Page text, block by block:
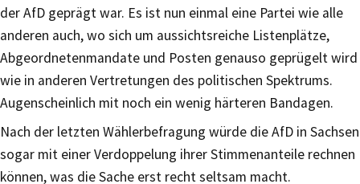
der AfD geprägt war. Es ist nun einmal eine Partei wie alle
anderen auch, wo sich um aussichtsreiche Listenplätze,
Abgeordnetenmandate und Posten genauso geprügelt wird
wie in anderen Vertretungen des politischen Spektrums.
Augenscheinlich mit noch ein wenig härteren Bandagen.
Nach der letzten Wählerbefragung würde die AfD in Sachsen
sogar mit einer Verdoppelung ihrer Stimmenanteile rechnen
können, was die Sache erst recht seltsam macht.